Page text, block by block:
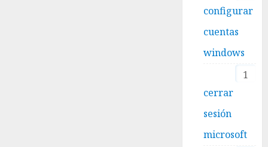
configurar
cuentas
windows
1
cerrar
sesión
microsoft